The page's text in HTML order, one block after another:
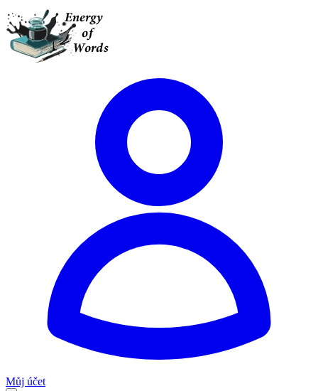
Můj účet